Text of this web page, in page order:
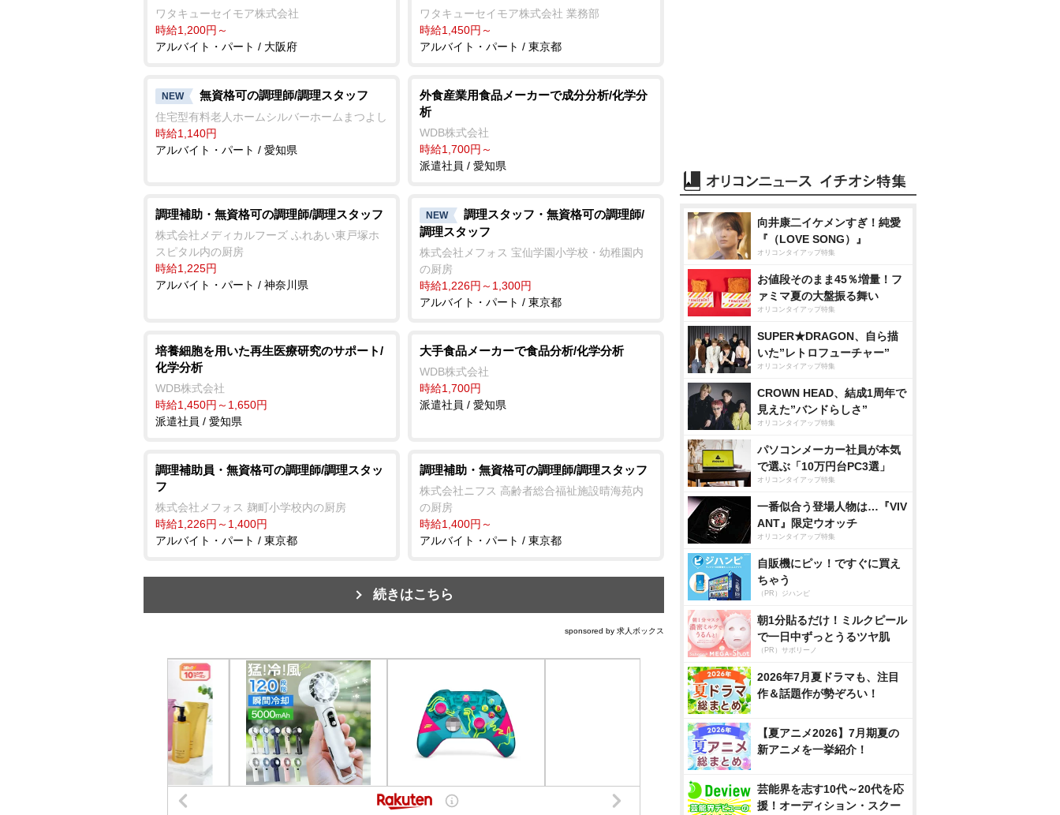
ワタキューセイモア株式会社
時給1,200円～
アルバイト・パート / 大阪府
ワタキューセイモア株式会社 業務部
時給1,450円～
アルバイト・パート / 東京都
NEW 無資格可の調理師/調理スタッフ
住宅型有料老人ホームシルバーホームまつよし
時給1,140円
アルバイト・パート / 愛知県
外食産業用食品メーカーで成分分析/化学分
析
WDB株式会社
時給1,700円～
派遣社員 / 愛知県
調理補助・無資格可の調理師/調理スタッフ
株式会社メディカルフーズ ふれあい東戸塚ホ
スピタル内の厨房
時給1,225円
アルバイト・パート / 神奈川県
NEW
調理スタッフ・無資格可の調理師/
調理スタッフ
株式会社メフォス 宝仙学園小学校・幼稚園内
の厨房
時給1,226円～1,300円
アルバイト・パート / 東京都
培養細胞を用いた再生医療研究のサポート/
化学分析
WDB株式会社
時給1,450円～1,650円
派遣社員 / 愛知県
大手食品メーカーで食品分析/化学分析
WDB株式会社
時給1,700円
派遣社員 / 愛知県
調理補助員・無資格可の調理師/調理スタッ
フ
株式会社メフォス 麹町小学校内の厨房
時給1,226円～1,400円
アルバイト・パート / 東京都
調理補助・無資格可の調理師/調理スタッフ
株式会社ニフス 高齢者総合福祉施設晴海苑内
の厨房
時給1,400円～
アルバイト・パート / 東京都
続きはこちら
sponsored by 求人ボックス
向井康二イケメンすぎ！純愛
『（LOVE SONG）』
オリコンタイアップ特集
お値段そのまま45％増量！フ
ァミマ夏の大盤振る舞い
オリコンタイアップ特集
SUPER★DRAGON、自ら描
いた”レトロフューチャー”
オリコンタイアップ特集
CROWN HEAD、結成1周年で
見えた”バンドらしさ”
オリコンタイアップ特集
パソコンメーカー社員が本気
で選ぶ「10万円台PC3選」
オリコンタイアップ特集
一番似合う登場人物は…『VIV
ANT』限定ウオッチ
オリコンタイアップ特集
自販機にピッ！ですぐに買え
ちゃう
（PR）ジハンピ
朝1分貼るだけ！ミルクピール
で一日中ずっとうるツヤ肌
（PR）サボリーノ
2026年7月夏ドラマも、注目
作＆話題作が勢ぞろい！
【夏アニメ2026】7月期夏の
新アニメを一挙紹介！
芸能界を志す10代～20代を応
援！オーディション・スクー